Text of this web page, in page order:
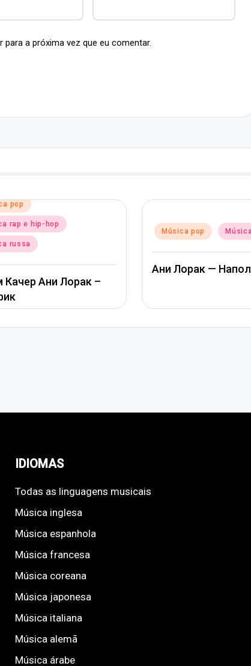
a próxima vez que eu comentar.
Música pop
Лорак — Наполовину
Posted
in
Música pop
Пообещай
IDIOMAS
Todas as linguagens musicais
Música inglesa
Música espanhola
Música francesa
Música coreana
Música japonesa
Música italiana
Música alemã
Música árabe